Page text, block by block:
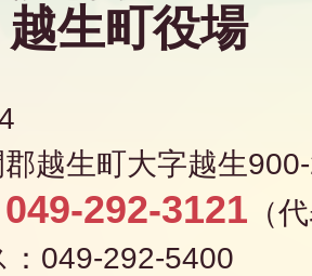
越生町役場
越生町大字越生
049-292-3121 （
：049-292-5400